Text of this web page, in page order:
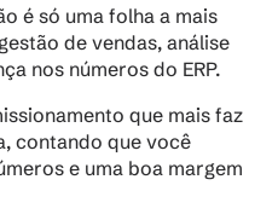
é só uma folha a mais
de vendas, análise
nos números do ERP.
que mais faz
contando que você
e uma boa margem